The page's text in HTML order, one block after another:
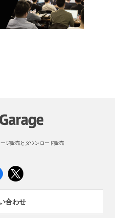
ジ販売とダウンロード販売
合わせ